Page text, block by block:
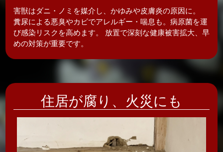
害獣はダニ・ノミを媒介し、かゆみや皮膚炎の原因に。
糞尿による悪臭やカビでアレルギー・喘息も。病原菌を運
び感染リスクを高めます。 放置で深刻な健康被害拡大、早
めの対策が重要です。
住居が腐り、 火災にも